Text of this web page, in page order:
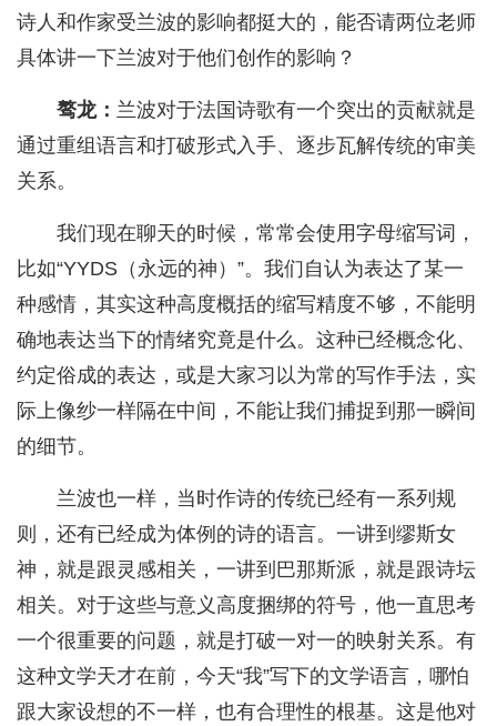
诗人和作家受兰波的影响都挺大的，能否请两位老师
具体讲一下兰波对于他们创作的影响？
骜龙： 兰波对于法国诗歌有一个突出的贡献就是
通过重组语言和打破形式入手、逐步瓦解传统的审美
关系。
我们现在聊天的时候，常常会使用字母缩写词，
比如“YYDS（永远的神）”。我们自认为表达了某一
种感情，其实这种高度概括的缩写精度不够，不能明
确地表达当下的情绪究竟是什么。这种已经概念化、
约定俗成的表达，或是大家习以为常的写作手法，实
际上像纱一样隔在中间，不能让我们捕捉到那一瞬间
的细节。
兰波也一样，当时作诗的传统已经有一系列规
则，还有已经成为体例的诗的语言。一讲到缪斯女
神，就是跟灵感相关，一讲到巴那斯派，就是跟诗坛
相关。对于这些与意义高度捆绑的符号，他一直思考
一个很重要的问题，就是打破一对一的映射关系。有
这种文学天才在前，今天“我”写下的文学语言，哪怕
跟大家设想的不一样，也有合理性的根基。这是他对